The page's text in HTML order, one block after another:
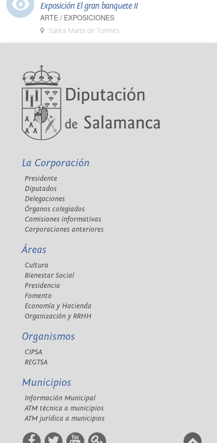
Exposición El gran banquete II
ARTE / EXPOSICIONES
Santa Marta de Tormes
La Corporación
Presidente
Diputados
Delegaciones
Órganos colegiados
Comisiones informativas
Corporaciones anteriores
Áreas
Cultura
Bienestar Social
Presidencia
Fomento
Economía y Hacienda
Organización y RRHH
Organismos
CIPSA
REGTSA
Municipios
Información Municipal
ATM técnica a municipios
ATM jurídica a municipios